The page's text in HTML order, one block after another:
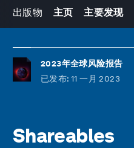
出版物 主页 主要发现
2023年全球风险报告
已发布: 11 一月 2023
Shareables